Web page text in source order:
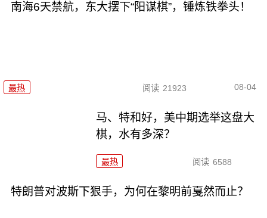
南海6天禁航，东大摆下“阳谋棋”，锤炼铁拳头！
最热 阅读 21923 08-04
马、特和好，美中期选举这盘大
棋，水有多深？
最热 阅读 6588
特朗普对波斯下狠手，为何在黎明前戛然而止？